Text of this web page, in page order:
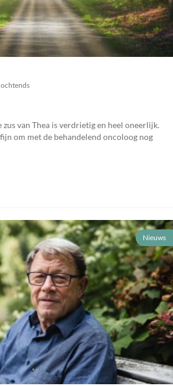
zus van Thea is verdrietig en heel oneerlijk.
om met de behandelend oncoloog nog
Nieuws